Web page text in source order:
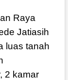
Raya
Jatiasih
luas tanah
2 kamar